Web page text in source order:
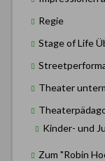
Regie
Stage of Life
Theater
Kinder- und
Zum "Robin